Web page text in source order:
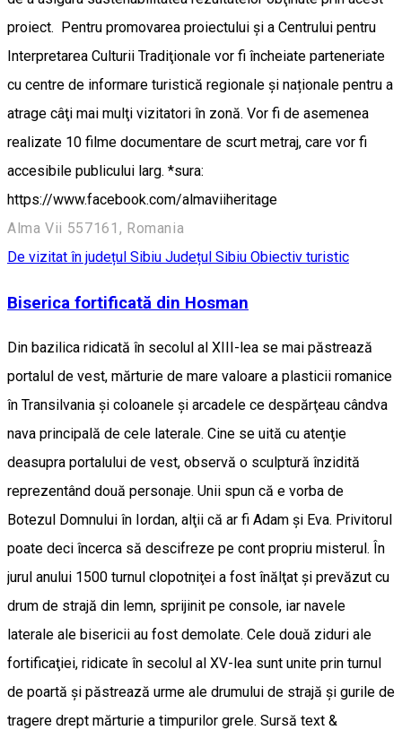
proiect. Pentru promovarea proiectului şi a Centrului pentru
Interpretarea Culturii Tradiţionale vor fi încheiate parteneriate
cu centre de informare turistică regionale și naționale pentru a
atrage câţi mai mulţi vizitatori în zonă. Vor fi de asemenea
realizate 10 filme documentare de scurt metraj, care vor fi
accesibile publicului larg. *sura:
https://www.facebook.com/almaviiheritage
Alma Vii 557161, Romania
De vizitat în județul Sibiu Județul Sibiu Obiectiv turistic
Biserica fortificată din Hosman
Din bazilica ridicată în secolul al XIII-lea se mai păstrează
portalul de vest, mărturie de mare valoare a plasticii romanice
în Transilvania şi coloanele şi arcadele ce despărţeau cândva
nava principală de cele laterale. Cine se uită cu atenţie
deasupra portalului de vest, observă o sculptură înzidită
reprezentând două personaje. Unii spun că e vorba de
Botezul Domnului în Iordan, alţii că ar fi Adam şi Eva. Privitorul
poate deci încerca să descifreze pe cont propriu misterul. În
jurul anului 1500 turnul clopotniţei a fost înălţat şi prevăzut cu
drum de strajă din lemn, sprijinit pe console, iar navele
laterale ale bisericii au fost demolate. Cele două ziduri ale
fortificaţiei, ridicate în secolul al XV-lea sunt unite prin turnul
de poartă şi păstrează urme ale drumului de strajă şi gurile de
tragere drept mărturie a timpurilor grele. Sursă text &